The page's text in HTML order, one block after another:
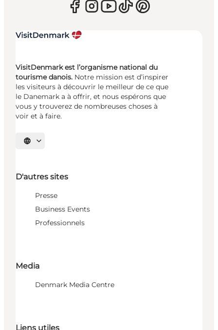
VisitDenmark est l’organisme national du
tourisme danois. Notre mission est d’inspirer
les visiteurs à découvrir le meilleur de ce que
le Danemark a à offrir, et nous espérons que
vous y trouverez de nombreuses choses à
voir et à faire.
Choisissez la langue
D'autres sites
Presse
Business Events
Professionnels
Media
Denmark Media Centre
Liens utiles